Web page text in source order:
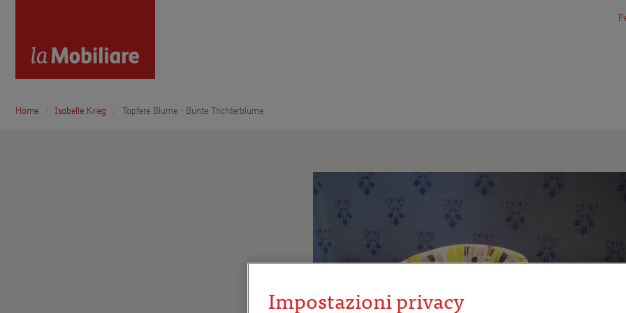
Home Isabelle Krieg Tapfere Blume - Bunte Trichterblume
Impostazioni privacy